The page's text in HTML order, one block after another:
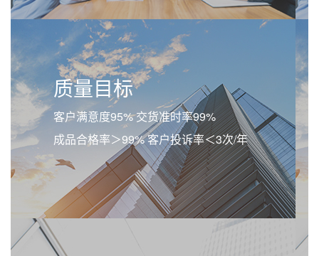
质量目标
客户满意度95% 交货准时率99%
成品合格率＞99% 客户投诉率＜3次/年